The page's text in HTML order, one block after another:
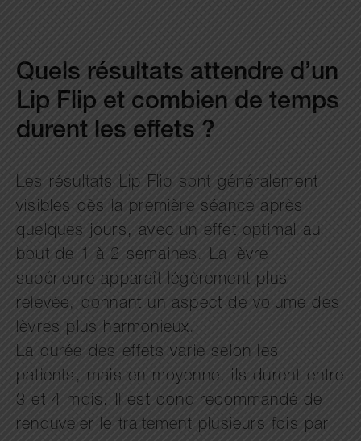
Quels résultats attendre d’un
Lip Flip et combien de temps
durent les effets ?
Les résultats Lip Flip sont généralement
visibles dès la première séance après
quelques jours, avec un effet optimal au
bout de 1 à 2 semaines. La lèvre
supérieure apparaît légèrement plus
relevée, donnant un aspect de volume des
lèvres plus harmonieux.
La durée des effets varie selon les
patients, mais en moyenne, ils durent entre
3 et 4 mois. Il est donc recommandé de
renouveler le traitement plusieurs fois par